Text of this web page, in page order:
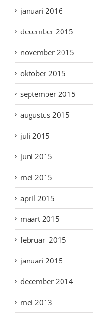
januari 2016
december 2015
november 2015
oktober 2015
september 2015
augustus 2015
juli 2015
juni 2015
mei 2015
april 2015
maart 2015
februari 2015
januari 2015
december 2014
mei 2013